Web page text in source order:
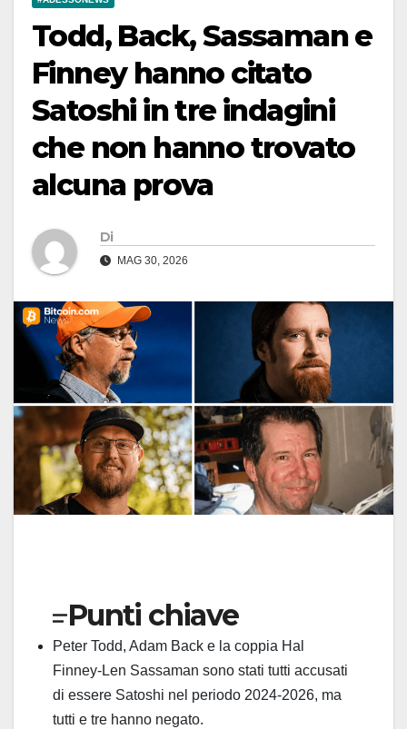
Todd, Back, Sassaman e
Finney hanno citato
Satoshi in tre indagini
che non hanno trovato
alcuna prova
Di
MAG 30, 2026
Punti chiave
Peter Todd, Adam Back e la coppia Hal
Finney-Len Sassaman sono stati tutti accusati
di essere Satoshi nel periodo 2024-2026, ma
tutti e tre hanno negato.